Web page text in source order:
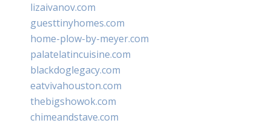
lizaivanov.com
guesttinyhomes.com
home-plow-by-meyer.com
palatelatincuisine.com
blackdoglegacy.com
eatvivahouston.com
thebigshowok.com
chimeandstave.com